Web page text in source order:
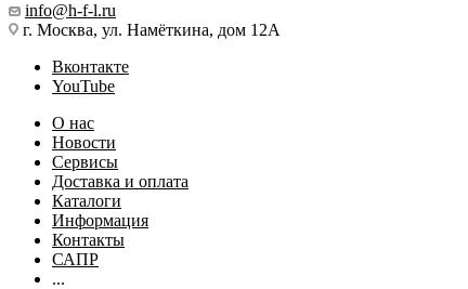
info@h-f-l.ru
г. Москва, ул. Намёткина, дом 12А
Вконтакте
YouTube
О нас
Новости
Сервисы
Доставка и оплата
Каталоги
Информация
Контакты
САПР
...